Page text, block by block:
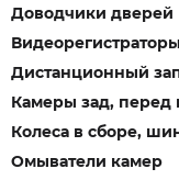
Доводчики дверей
Видеорегистраторы
Дистанционный
Камеры зад, перед
Колеса в сборе,
Омыватели камер